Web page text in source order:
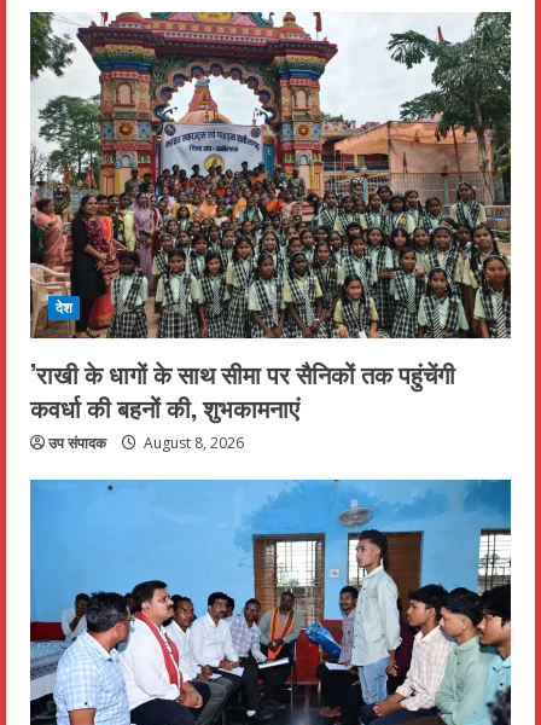
देश
’राखी के धागों के साथ सीमा पर सैनिकों तक पहुंचेंगी
कवर्धा की बहनों की, शुभकामनाएं
उप संपादक August 8, 2026